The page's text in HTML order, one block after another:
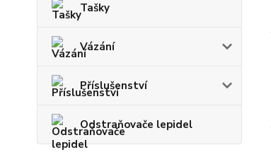
Tašky
Vázání
Příslušenství
Odstraňovače lepidel